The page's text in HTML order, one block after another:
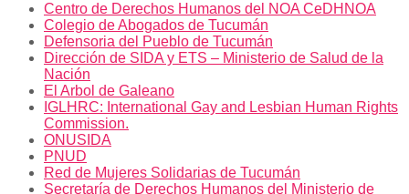
Centro de Derechos Humanos del NOA CeDHNOA
Colegio de Abogados de Tucumán
Defensoria del Pueblo de Tucumán
Dirección de SIDA y ETS – Ministerio de Salud de la
Nación
El Arbol de Galeano
IGLHRC: International Gay and Lesbian Human Rights
Commission.
ONUSIDA
PNUD
Red de Mujeres Solidarias de Tucumán
Secretaría de Derechos Humanos del Ministerio de